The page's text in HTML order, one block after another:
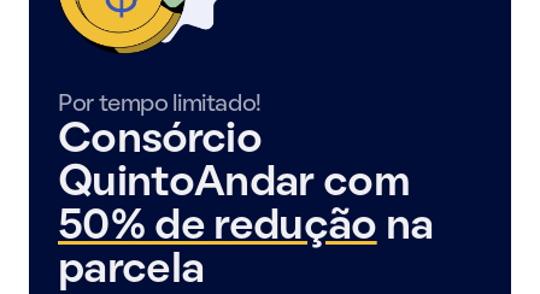
Por tempo limitado!
Consórcio
QuintoAndar com
50% de redução na
parcela